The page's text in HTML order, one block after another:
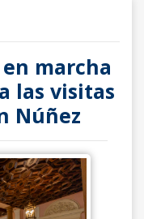
marcha
las visitas
Núñez